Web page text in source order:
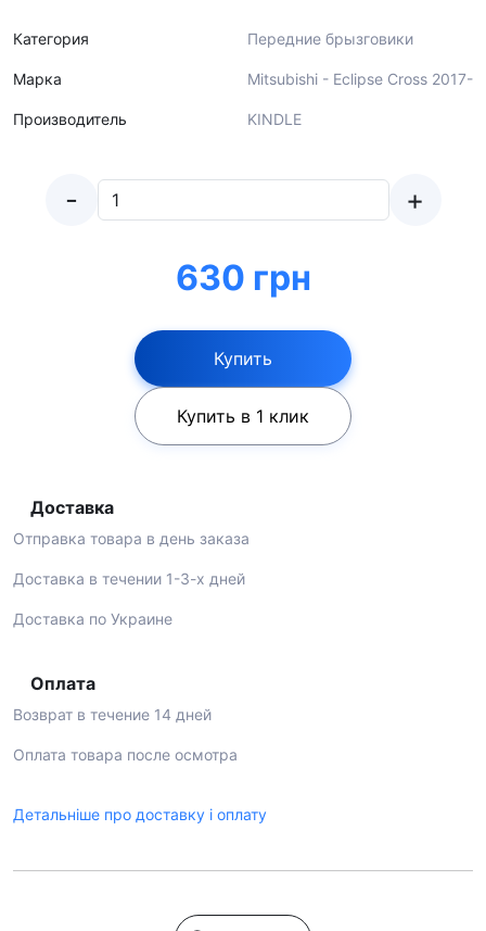
Категория
Марка
Производитель
Передние брызговики
Mitsubishi - Eclipse Cross 2017-
KINDLE
- +
630 грн
Купить
Купить в 1 клик
Доставка
Отправка товара в день заказа
Доставка в течении 1-3-х дней
Доставка по Украине
Оплата
Возврат в течение 14 дней
Оплата товара после осмотра
Детальніше про доставку і оплату